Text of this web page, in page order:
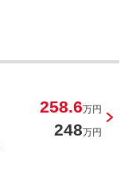
258.6万円
248万円